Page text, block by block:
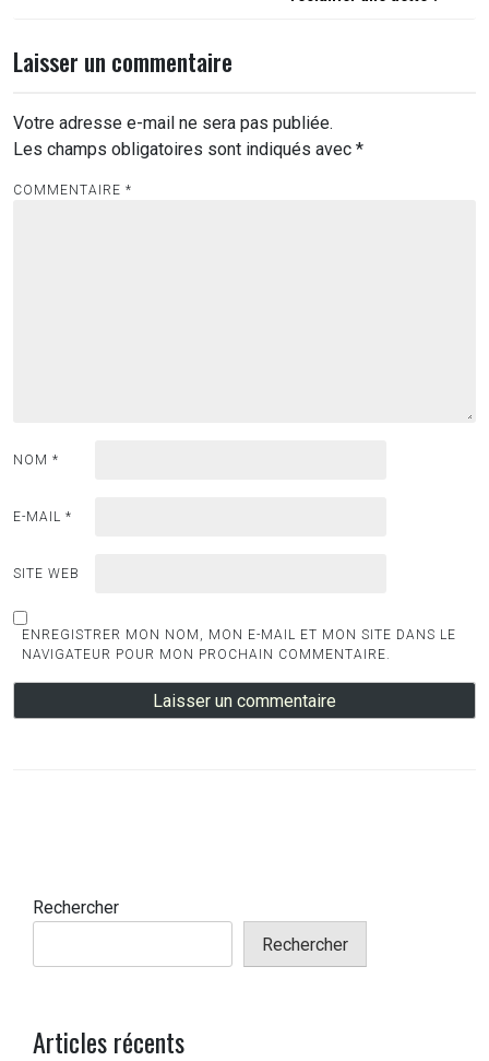
Laisser un commentaire
Votre adresse e-mail ne sera pas publiée.
Les champs obligatoires sont indiqués avec *
COMMENTAIRE *
NOM *
E-MAIL *
SITE WEB
ENREGISTRER MON NOM, MON E-MAIL ET MON SITE DANS LE
NAVIGATEUR POUR MON PROCHAIN COMMENTAIRE.
Rechercher
Rechercher
Articles récents